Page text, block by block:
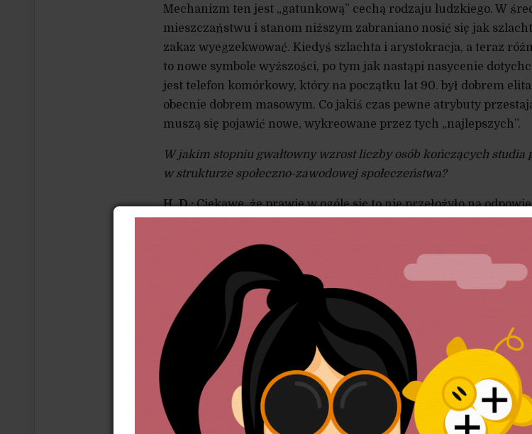
Mechanizm ten jest „gatunkową” cechą rodzaju ludzkiego. W
mieszczaństwu i stanom niższym zabraniano nosić się jak
zakaz wyegzekwować. Kiedyś szlachta i arystokracja, a teraz
to nowe symbole wyższości, po tym jak nastąpi nasycenie
jest telefon komórkowy, który na początku lat 90. był dobrem
obecnie dobrem masowym. Co jakiś czas pewne atrybuty
muszą się pojawić nowe, wykreowane przez tych „najlepszych”.
W jakim stopniu gwałtowny wzrost liczby osób kończących studia
w strukturze społeczno-zawodowej społeczeństwa?
H. D.:Ciekawe, że prawie w ogóle się to nie przełożyło na
poprzez zajmowaną pozycję zawodową. Są to ludzie, którzy
zawody, wymagające na ogół wyższego wykształcenia. Otóż, w
od 20 lat pracuje 10-13% zatrudnionych i odsetek ten nie ulega
To mało; dla porównania, w Szwecji odsetek ten wynosi 26-27%.
W 1982 r. na pozycje inteligentów wchodziło ok. 75-76% ludzi
czyli istniała duża szansa wejścia absolwenta na pozycję
Według danych z badań dla 2008 r., ten odsetek wynosi obecnie
wyższe wykształcenie utraciło moc alokacyjną, wskutek
Pozostaje pytanie, kiedy zostaną wykreowane nowe pozycje
aspiracje ludzi kończących wyższe uczelnie?